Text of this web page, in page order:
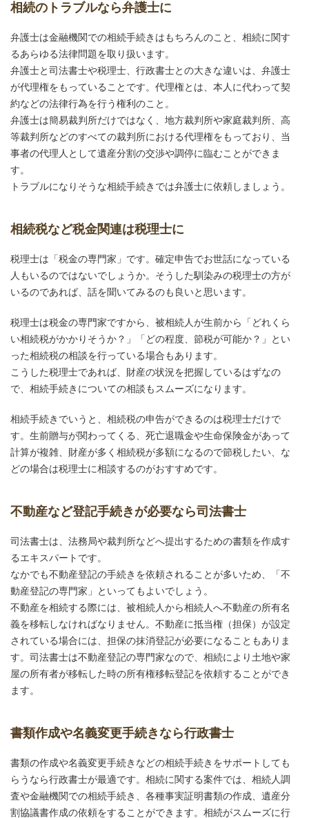
相続のトラブルなら弁護士に
弁護士は金融機関での相続手続きはもちろんのこと、相続に関す
るあらゆる法律問題を取り扱います。
弁護士と司法書士や税理士、行政書士との大きな違いは、弁護士
が代理権をもっていることです。代理権とは、本人に代わって契
約などの法律行為を行う権利のこと。
弁護士は簡易裁判所だけではなく、地方裁判所や家庭裁判所、高
等裁判所などのすべての裁判所における代理権をもっており、当
事者の代理人として遺産分割の交渉や調停に臨むことができま
す。
トラブルになりそうな相続手続きでは弁護士に依頼しましょう。
相続税など税金関連は税理士に
税理士は「税金の専門家」です。確定申告でお世話になっている
人もいるのではないでしょうか。そうした馴染みの税理士の方が
いるのであれば、話を聞いてみるのも良いと思います。
税理士は税金の専門家ですから、被相続人が生前から「どれくら
い相続税がかかりそうか？」「どの程度、節税が可能か？」とい
った相続税の相談を行っている場合もあります。
こうした税理士であれば、財産の状況を把握しているはずなの
で、相続手続きについての相談もスムーズになります。
相続手続きでいうと、相続税の申告ができるのは税理士だけで
す。生前贈与が関わってくる、死亡退職金や生命保険金があって
計算が複雑、財産が多く相続税が多額になるので節税したい、な
どの場合は税理士に相談するのがおすすめです。
不動産など登記手続きが必要なら司法書士
司法書士は、法務局や裁判所などへ提出するための書類を作成す
るエキスパートです。
なかでも不動産登記の手続きを依頼されることが多いため、「不
動産登記の専門家」といってもよいでしょう。
不動産を相続する際には、被相続人から相続人へ不動産の所有名
義を移転しなければなりません。不動産に抵当権（担保）が設定
されている場合には、担保の抹消登記が必要になることもありま
す。司法書士は不動産登記の専門家なので、相続により土地や家
屋の所有者が移転した時の所有権移転登記を依頼することができ
ます。
書類作成や名義変更手続きなら行政書士
書類の作成や名義変更手続きなどの相続手続きをサポートしても
らうなら行政書士が最適です。相続に関する案件では、相続人調
査や金融機関での相続手続き、各種事実証明書類の作成、遺産分
割協議書作成の依頼をすることができます。相続がスムーズに行